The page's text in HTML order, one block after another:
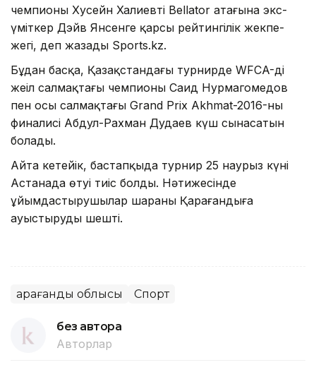
чемпионы Хусейн Халиевтің Bellator атағына экс-
үміткер Дэйв Янсенге қарсы рейтингілік жекпе-
жегі, деп жазады Sports.kz.
Бұдан басқа, Қазақстандағы турнирде WFCA-дің
жеңіл салмақтағы чемпионы Саид Нурмагомедов
пен осы салмақтағы Grand Prix Akhmat-2016-ның
финалисі Абдул-Рахман Дудаев күш сынасатын
болады.
Айта кетейік, бастапқыда турнир 25 наурыз күні
Астанада өтуі тиіс болды. Нәтижесінде
ұйымдастырушылар шараны Қарағандыға
ауыстыруды шешті.
Қарағанды облысы Спорт
без автора
Авторлар